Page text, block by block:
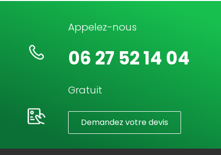
Appelez-nous
06 27 52 14 04
Gratuit
Demandez votre devis